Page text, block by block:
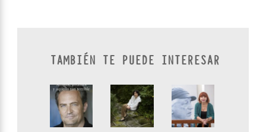
TAMBIÉN TE PUEDE INTERESAR